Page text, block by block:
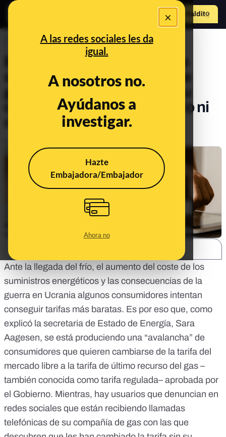
×
A las redes sociales les da
igual.
A nosotros no.
Ayúdanos a
investigar.
Hazte
Embajadora/Embajador
Ahora no
Hazte Maldito
PREBUNKING
En qué fijarte si quieres o te
quieren cambiar de tarifa de
gas: no pueden modificar tu
contrato sin consentimiento ni
cobrarte otros servicios
Ante la llegada del frío, el aumento del coste de los
suministros energéticos y las consecuencias de la
guerra en Ucrania algunos consumidores intentan
conseguir tarifas más baratas. Es por eso que, como
explicó la secretaria de Estado de Energía, Sara
Aagesen, se está produciendo una “avalancha” de
consumidores que quieren cambiarse de la tarifa del
mercado libre a la tarifa de último recurso del gas –
también conocida como tarifa regulada– aprobada por
el Gobierno. Mientras, hay usuarios que denuncian en
redes sociales que están recibiendo llamadas
telefónicas de su compañía de gas con las que